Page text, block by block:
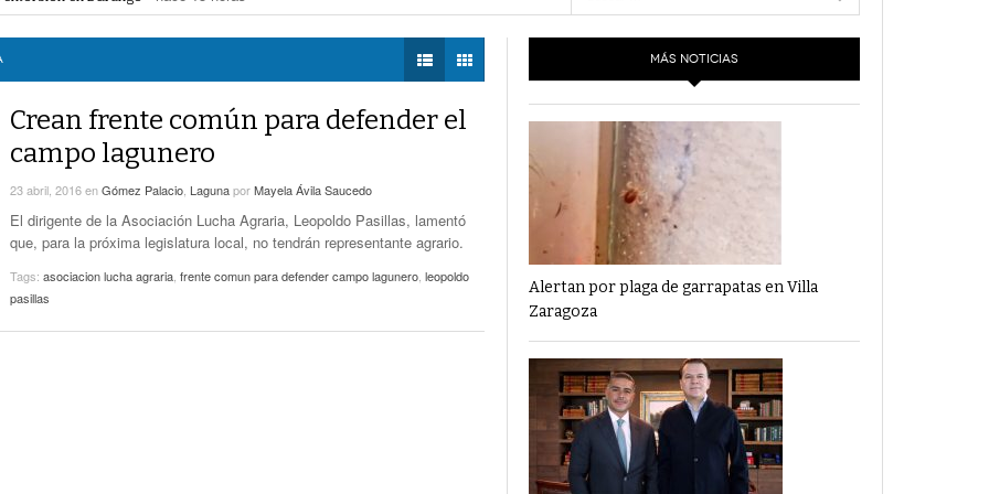
Torreón- hace 18 horas -
Lanzan Convocatoria Del Concurso De Poesía
Enriqueta Ochoa
Expone CLIP Preocupación Por Reformas
Laborales. ‘Hacen Ver A Patrones Como
Enemigos’, Considera - hace 20 horas -
TWEETS AND
LA MEJOR 97.1
Financiamiento’ Por PC29
‘La Laguna: Bomba De Tiempo Por Falta De
Planeación’ Por PC29
‘Las Corrupciones, Sus Formas Y Efectos’ Por
PC29 - 7 mayo, 2021
bloquearon Mieleras- hace 15 horas -
Agua Saludable- hace 15 horas -
Justicia de Durango por presunto cohecho
Crean frente común para defender el
campo lagunero
23 abril, 2016enGómez Palacio LagunaporMayela Ávila Saucedo
El dirigente de la Asociación Lucha Agraria, Leopoldo Pasillas, lamentó
que, para la próxima legislatura local, no tendrán representante agrario.
Tags: asociacion lucha agraria frente comun para defender campo lagunero leopoldo
pasillas
MÁS NOTICIAS
Alertan por plaga de garrapatas en Villa
Zaragoza